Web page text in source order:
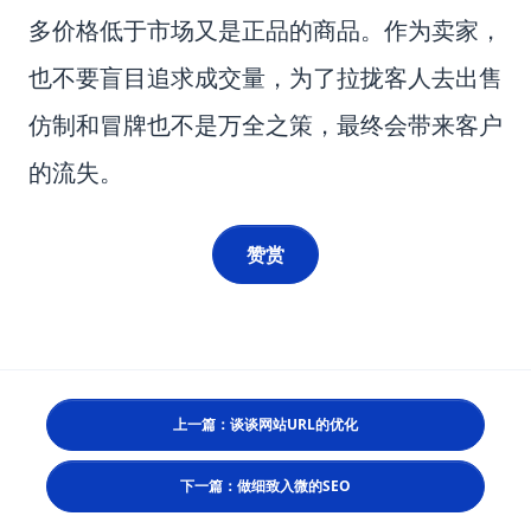
多价格低于市场又是正品的商品。作为卖家，
也不要盲目追求成交量，为了拉拢客人去出售
仿制和冒牌也不是万全之策，最终会带来客户
的流失。
赞赏
上一篇：谈谈网站URL的优化
下一篇：做细致入微的SEO